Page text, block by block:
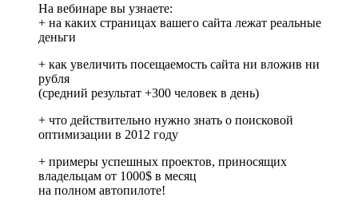
На вебинаре вы узнаете:
+ на каких страницах вашего сайта лежат реальные
деньги
+ как увеличить посещаемость сайта ни вложив ни
рубля
(средний результат +300 человек в день)
+ что действительно нужно знать о поисковой
оптимизации в 2012 году
+ примеры успешных проектов, приносящих
владельцам от 1000$ в месяц
на полном автопилоте!